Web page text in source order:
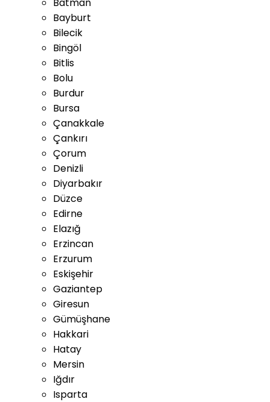
Bayburt
Bilecik
Bingöl
Bitlis
Bolu
Burdur
Bursa
Çanakkale
Çankırı
Çorum
Denizli
Diyarbakır
Düzce
Edirne
Elazığ
Erzincan
Erzurum
Eskişehir
Gaziantep
Giresun
Gümüşhane
Hakkari
Hatay
Mersin
Iğdır
Isparta